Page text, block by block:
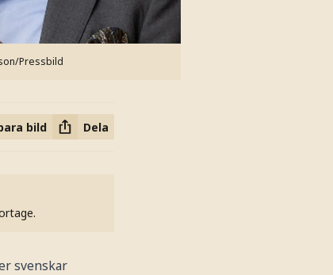
Pressbild
bild Dela
svenskar